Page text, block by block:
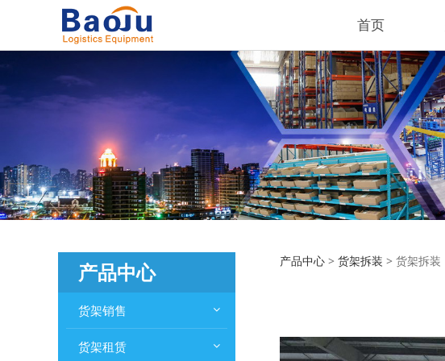
首页
产品中心
货架销售
货架租赁
货架拆装
产品中心 > 货架拆装 > 货架拆装